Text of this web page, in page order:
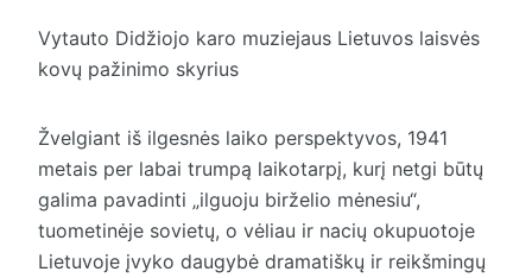
Vytauto Didžiojo karo muziejaus Lietuvos laisvės
kovų pažinimo skyrius
Žvelgiant iš ilgesnės laiko perspektyvos, 1941
metais per labai trumpą laikotarpį, kurį netgi būtų
galima pavadinti „ilguoju birželio mėnesiu“,
tuometinėje sovietų, o vėliau ir nacių okupuotoje
Lietuvoje įvyko daugybė dramatiškų ir reikšmingų